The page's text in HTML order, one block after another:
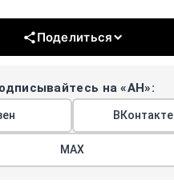
Поделиться
на «АН»:
ВКонтакте
МАХ